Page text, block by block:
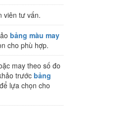
viên tư vấn.
bảng màu may
cho phù hợp.
may theo số đo
trước bảng
lựa chọn cho